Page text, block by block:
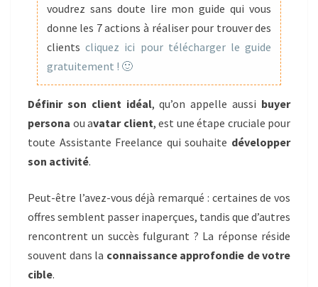
voudrez sans doute lire mon guide qui vous
donne les 7 actions à réaliser pour trouver des
clients cliquez ici pour télécharger le guide
gratuitement ! 🙂
Définir son client idéal, qu’on appelle aussi buyer
persona ou avatar client, est une étape cruciale pour
toute Assistante Freelance qui souhaite développer
son activité.
Peut-être l’avez-vous déjà remarqué : certaines de vos
offres semblent passer inaperçues, tandis que d’autres
rencontrent un succès fulgurant ? La réponse réside
souvent dans la connaissance approfondie de votre
cible.